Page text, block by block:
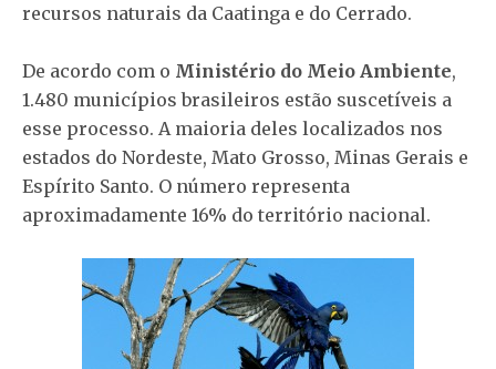
recursos naturais da Caatinga e do Cerrado.
De acordo com o Ministério do Meio Ambiente,
1.480 municípios brasileiros estão suscetíveis a
esse processo. A maioria deles localizados nos
estados do Nordeste, Mato Grosso, Minas Gerais e
Espírito Santo. O número representa
aproximadamente 16% do território nacional.